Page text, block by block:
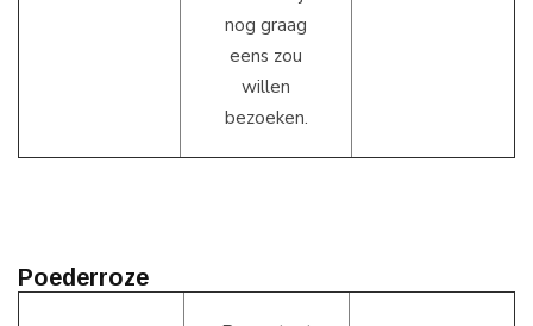
nog graag
eens zou
willen
bezoeken.
Poederroze